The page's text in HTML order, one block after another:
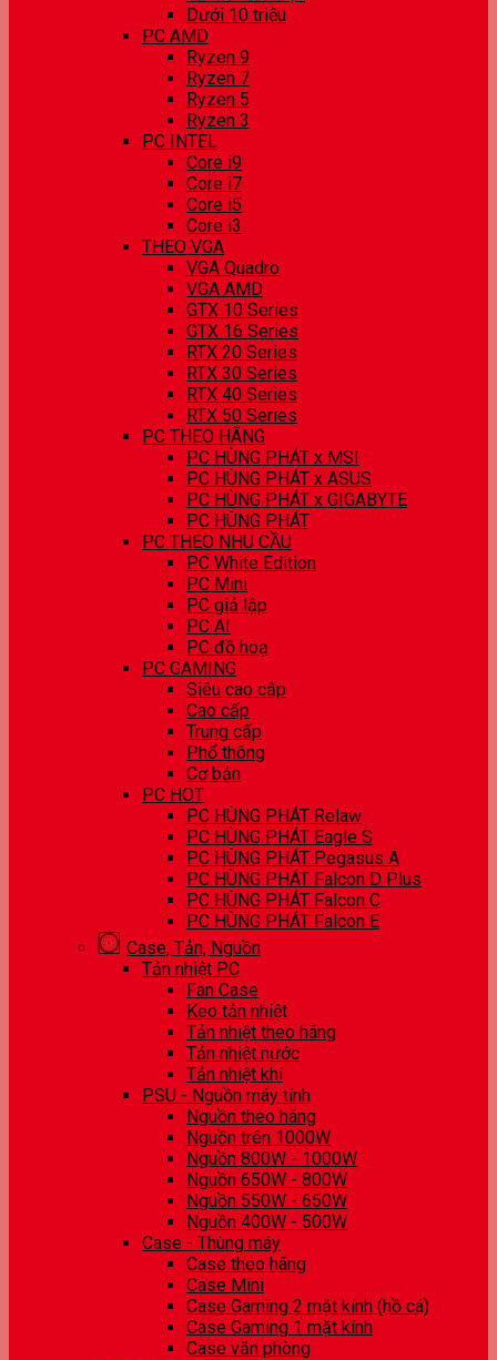
Dưới 10 triệu
PC AMD
Ryzen 9
Ryzen 7
Ryzen 5
Ryzen 3
PC INTEL
Core i9
Core i7
Core i5
Core i3
THEO VGA
VGA Quadro
VGA AMD
GTX 10 Series
GTX 16 Series
RTX 20 Series
RTX 30 Series
RTX 40 Series
RTX 50 Series
PC THEO HÃNG
PC HÙNG PHÁT x MSI
PC HÙNG PHÁT x ASUS
PC HÙNG PHÁT x GIGABYTE
PC HÙNG PHÁT
PC THEO NHU CẦU
PC White Edition
PC Mini
PC giả lập
PC AI
PC đồ hoạ
PC GAMING
Siêu cao cấp
Cao cấp
Trung cấp
Phổ thông
Cơ bản
PC HOT
PC HÙNG PHÁT Relaw
PC HÙNG PHÁT Eagle S
PC HÙNG PHÁT Pegasus A
PC HÙNG PHÁT Falcon D Plus
PC HÙNG PHÁT Falcon C
PC HÙNG PHÁT Falcon E
Case, Tản, Nguồn
Tản nhiệt PC
Fan Case
Keo tản nhiệt
Tản nhiệt theo hãng
Tản nhiệt nước
Tản nhiệt khí
PSU - Nguồn máy tính
Nguồn theo hãng
Nguồn trên 1000W
Nguồn 800W - 1000W
Nguồn 650W - 800W
Nguồn 550W - 650W
Nguồn 400W - 500W
Case - Thùng máy
Case theo hãng
Case Mini
Case Gaming 2 mặt kính (hồ cá)
Case Gaming 1 mặt kính
Case văn phòng